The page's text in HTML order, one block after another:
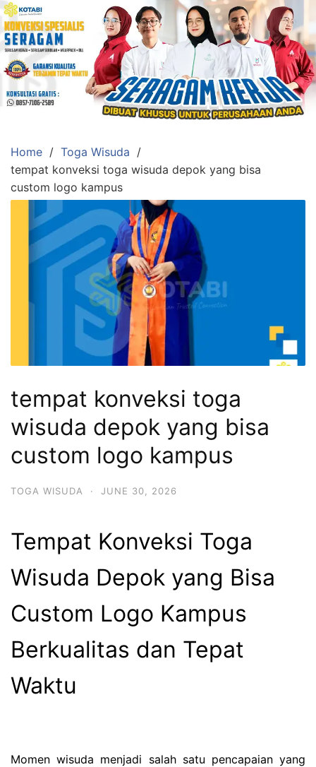
Skip
to
content
Konveksi
Toko
Abi
Baju
Seragam,
Toga
Wisuda,Jas
Almamater
Home
Toga Wisuda
tempat konveksi toga wisuda depok yang bisa
custom logo kampus
tempat konveksi toga
wisuda depok yang bisa
custom logo kampus
TOGA WISUDA · JUNE 30, 2026
Tempat Konveksi Toga
Wisuda Depok yang Bisa
Custom Logo Kampus
Berkualitas dan Tepat
Waktu
Momen wisuda menjadi salah satu pencapaian yang